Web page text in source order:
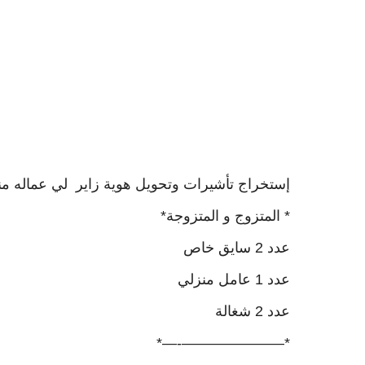
إستخراج تأشيرات وتحويل هوية زاير لي عماله
* المتزوج و المتزوجة*
عدد 2 سايق خاص
عدد 1 عامل منزلي
عدد 2 شغالة
*———————-—*